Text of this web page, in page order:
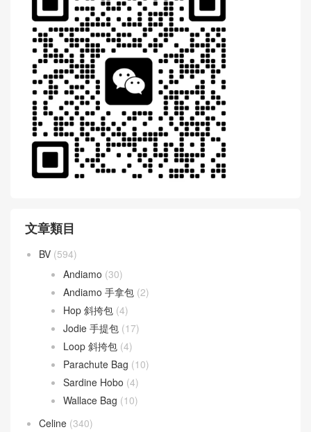
文章類目
BV (594)
Andiamo (30)
Andiamo 手拿包 (2)
Hop 斜挎包 (4)
Jodie 手提包 (17)
Loop 斜挎包 (4)
Parachute Bag (10)
Sardine Hobo (4)
Wallace Bag (10)
Celine (340)